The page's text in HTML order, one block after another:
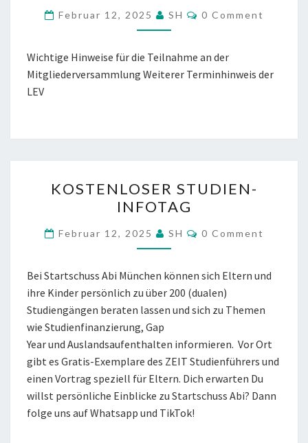
LEV
Februar 12, 2025 SH COMMENTS
0 Comment
Wichtige Hinweise für die Teilnahme an der
Mitgliederversammlung Weiterer Terminhinweis der
LEV
STUDIEN-
INFOTAG
KOSTENLOSER STUDIEN-
INFOTAG
Februar 12, 2025 SH COMMENTS
0 Comment
Bei Startschuss Abi München können sich Eltern und
ihre Kinder persönlich zu über 200 (dualen)
Studiengängen beraten lassen und sich zu Themen
wie Studienfinanzierung, Gap
Year und Auslandsaufenthalten informieren. Vor Ort
gibt es Gratis-Exemplare des ZEIT Studienführers und
einen Vortrag speziell für Eltern. Dich erwarten Du
willst persönliche Einblicke zu Startschuss Abi? Dann
folge uns auf Whatsapp und TikTok!